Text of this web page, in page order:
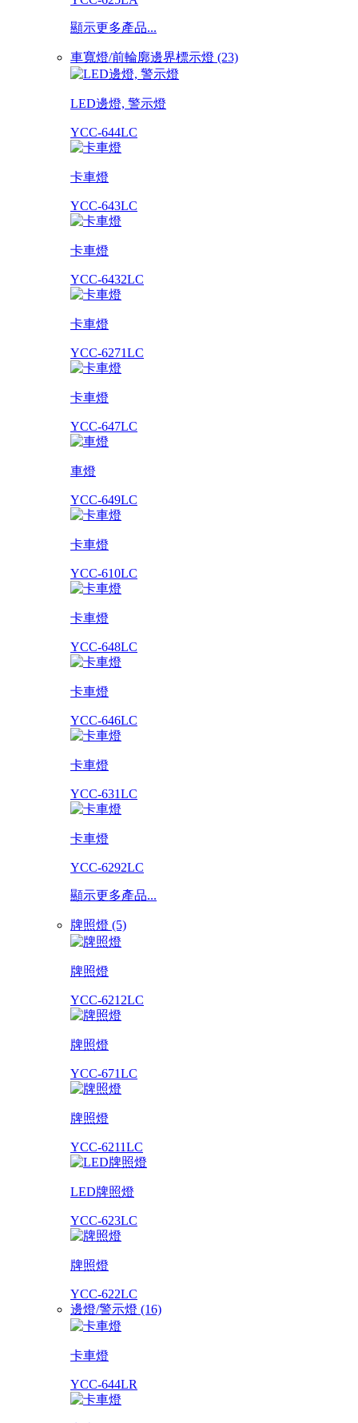
顯示更多產品...
車寬燈/前輪廓邊界標示燈 (23)
LED邊燈, 警示燈
YCC-644LC
卡車燈
YCC-643LC
卡車燈
YCC-6432LC
卡車燈
YCC-6271LC
卡車燈
YCC-647LC
車燈
YCC-649LC
卡車燈
YCC-610LC
卡車燈
YCC-648LC
卡車燈
YCC-646LC
卡車燈
YCC-631LC
卡車燈
YCC-6292LC
顯示更多產品...
牌照燈 (5)
牌照燈
YCC-6212LC
牌照燈
YCC-671LC
牌照燈
YCC-6211LC
LED牌照燈
YCC-623LC
牌照燈
YCC-622LC
邊燈/警示燈 (16)
卡車燈
YCC-644LR